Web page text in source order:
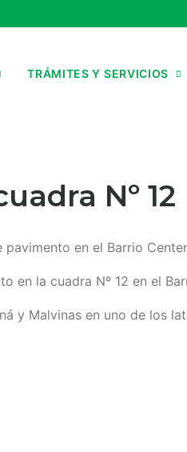
TRÁMITES Y SERVICIOS
Nº 12
pavimento en el Barrio
en la cuadra Nº 12 en el
y Malvinas en uno de los